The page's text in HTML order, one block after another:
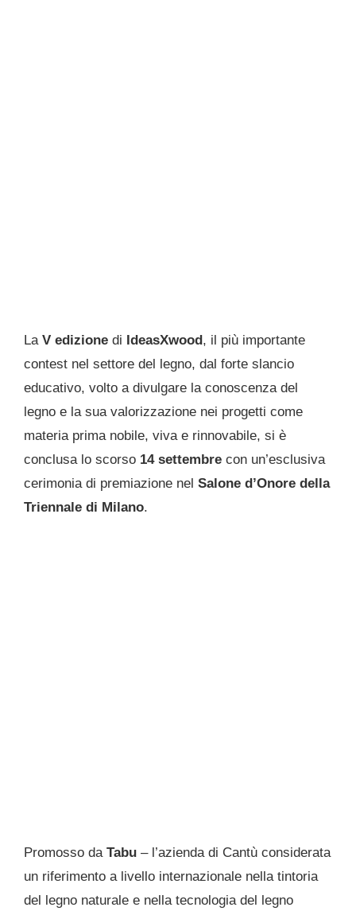
LaV edizione di IdeasXwood , il più importante
contest nel settore del legno, dal forte slancio
educativo, volto a divulgare la conoscenza del
legno e la sua valorizzazione nei progetti come
materia prima nobile, viva e rinnovabile, si è
conclusa lo scorso 14 settembre con un’esclusiva
cerimonia di premiazione nel Salone d’Onore della
Triennale di Milano.
Promosso daTabu – l’azienda di Cantù considerata
un riferimento a livello internazionale nella tintoria
del legno naturale e nella tecnologia del legno